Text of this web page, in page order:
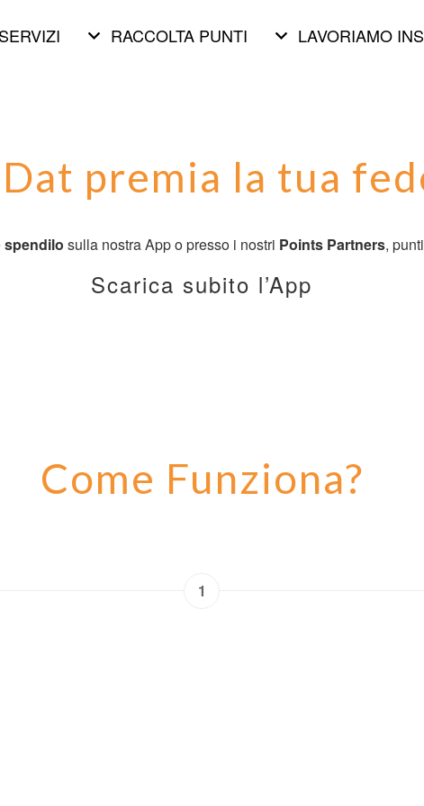
keyboard_arrow_down RACCOLTA PUNTI keyboard_arrow_down LAVORIAMO
premia la tua
spendilo sulla nostra App o presso i nostri Points Partners,
Scarica subito l’App
Come Funziona?
1